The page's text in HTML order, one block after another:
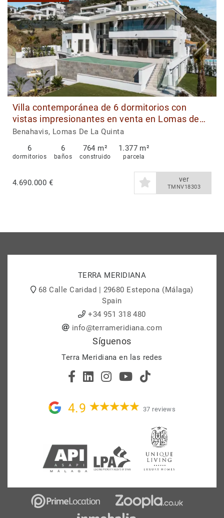
Villa contemporánea de 6 dormitorios con
vistas impresionantes en venta en Lomas de
La Quinta, Benahavis
Benahavis, Lomas De La Quinta
6
dormitorios
6
baños
764 m²
construido
1.377 m²
parcela
4.690.000 € ver
TMNV18303
TERRA MERIDIANA
68 Calle Caridad | 29680 Estepona (Málaga)
Spain
+34 951 318 480
info@terrameridiana.com
Síguenos
Terra Meridiana en las redes
4.9 37 reviews